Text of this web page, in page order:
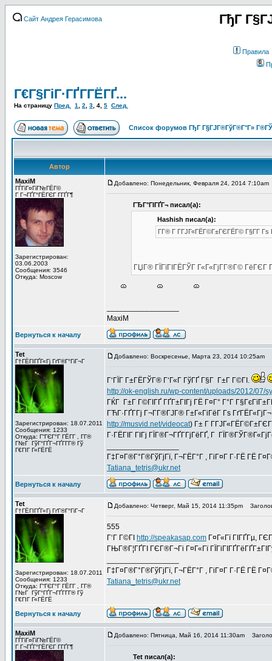
Сайт Андрея Герасимова ГђГ
Правила
Г€Г§ГіГ·ГҐГ­ГЁГҐ...
На страницу Пред. 1 2 3 4 5 След.
Список форумов ГђГ Г§ГЈГ®ГўГ®Г°Г»
Автор
MaxiM
ГЃГіГ¤ГіГ№ГЁГ©
Г Г¬ГҐГ°ГЁГЄГ Г­ГҐГ¶
Зарегистрирован:
03.06.2003
Сообщения: 3546
Откуда: Moscow
Добавлено: Понедельник, Февраля 24, 2014 7:10am
ГЂГ°ГІГҐГ¬ писал(а):
Hashish писал(а):
Г­Г® Г Г­ГЈГ«ГЁГ©Г±ГЄГЁГ© Г§Г­Г Гѕ
ГЏГ® ГЇГїГІГЁГЎГ Г«Г«ГјГ­Г®Г© ГёГЄГ
MaxiM
Вернуться к началу
Tet
Г†ГЁГІГҐГ«Гј ГґГ®Г°ГіГ¬Г
Зарегистрирован: 18.07.2011
Сообщения: 1233
Откуда: Г“ГЄГ°Г ГЁГ­Г , Г­Г®
Г№Г ГўГ°ГҐГ¬ГҐГ­Г­Г® Гў
Г€ГІГ Г«ГЁГЁ
Добавлено: Воскресенье, Марта 23, 2014 10:25am
Г‘ГЇГ Г±ГЁГЎГ® Г‘Г«Г ГўГҐ Г§Г Г±Г Г©ГІ.
http://ok-english.ru/wp-content/uploads/2012/07/
ГЌГ Г±Г Г©ГІГҐ ГҐГ±ГІГј ГЁ Г¤Г° Г°Г
ГЋГ·ГҐГ­Гј Г¬Г­Г®ГЈГ® Г±Г«ГіГёГ Гѕ
http://musvid.net/videocat) Г± Г
Г·ГЁГІГ ГІГј ГЇГ®Г¬ГҐГ­ГјГёГҐ, Г
Г‡Г¤Г®Г°Г®ГўГјГї, Г¬ГЁГ°Г , ГіГ¤Г Г·ГЁ ГЁ
Tatiana_tetris@ukr.net
Вернуться к началу
Tet
Г†ГЁГІГҐГ«Гј ГґГ®Г°ГіГ¬Г
Зарегистрирован: 18.07.2011
Сообщения: 1233
Откуда: Г“ГЄГ°Г ГЁГ­Г , Г­Г®
Г№Г ГўГ°ГҐГ¬ГҐГ­Г­Г® Гў
Г€ГІГ Г«ГЁГЁ
Добавлено: Четверг, Май 15, 2014 11:35pm
555
Г‘Г Г©ГІ http://speakasap.com Г¤Г«Гї ГІГҐГµ,
ГЊГ®Г¦ГҐГІ ГЄГ®Г¬Гі Г¤Г«Гї
Г‡Г¤Г®Г°Г®ГўГјГї, Г¬ГЁГ°Г , ГіГ¤Г Г·ГЁ ГЁ
Tatiana_tetris@ukr.net
Вернуться к началу
MaxiM
ГЃГіГ¤ГіГ№ГЁГ©
Г Г¬ГҐГ°ГЁГЄГ Г­ГҐГ¶
Добавлено: Пятница, Май 16, 2014 11:30am
Tet писал(а):